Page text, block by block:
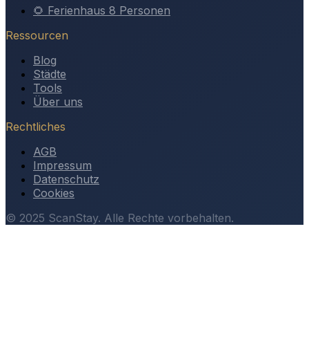
🌻 Ferienhaus 8 Personen
Ressourcen
Blog
Städte
Tools
Über uns
Rechtliches
AGB
Impressum
Datenschutz
Cookies
© 2025 ScanStay. Alle Rechte vorbehalten.